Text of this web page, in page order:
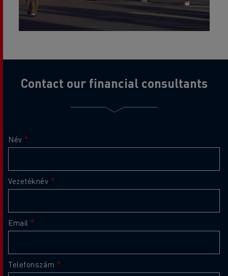
Contact our financial consultants
Név
Vezetéknév
Email
Telefonszám